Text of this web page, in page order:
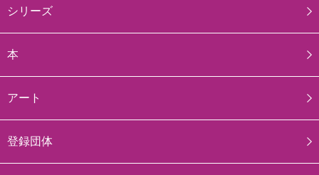
シリーズ
本
アート
登録団体